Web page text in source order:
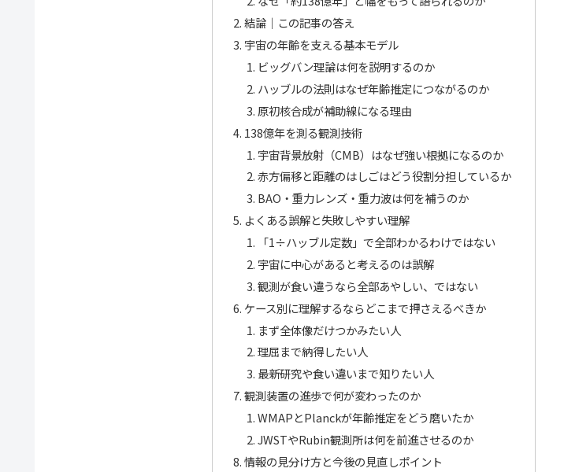
結論｜この記事の答え
宇宙の年齢を支える基本モデル
ビッグバン理論は何を説明するのか
ハッブルの法則はなぜ年齢推定につながるのか
原初核合成が補助線になる理由
138億年を測る観測技術
宇宙背景放射（CMB）はなぜ強い根拠になるのか
赤方偏移と距離のはしごはどう役割分担しているか
BAO・重力レンズ・重力波は何を補うのか
よくある誤解と失敗しやすい理解
「1÷ハッブル定数」で全部わかるわけではない
宇宙に中心があると考えるのは誤解
観測が食い違うなら全部あやしい、ではない
ケース別に理解するならどこまで押さえるべきか
まず全体像だけつかみたい人
理屈まで納得したい人
最新研究や食い違いまで知りたい人
観測装置の進歩で何が変わったのか
WMAPとPlanckが年齢推定をどう磨いたか
JWSTやRubin観測所は何を前進させるのか
情報の見分け方と今後の見直しポイント